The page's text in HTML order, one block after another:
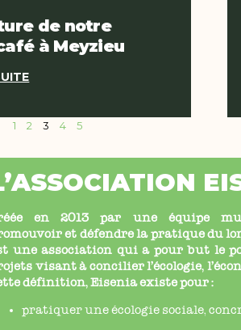
de notre
à Meyzieu
1 2 3 4 5
en 2013 par une équipe
et défendre la pratique du
une association qui a pour but le
visant à concilier l’écologie,
définition, Eisenia existe pour :
pratiquer une écologie sociale,